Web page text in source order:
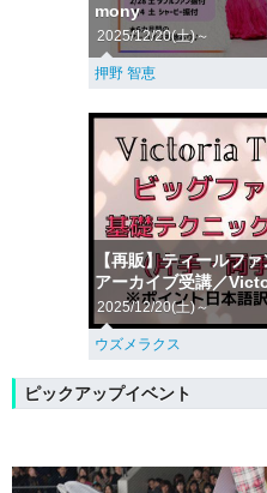
mony
2025/12/20(土)～
押野 智恵
【再販】ティールフ
アーカイブ受講／
2025/12/20(土)～
ウズメラクス
ピックアップイベント